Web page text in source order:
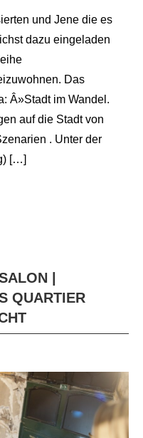
und Jene die es
dazu eingeladen
Das
Â»Stadt im Wandel.
auf die Stadt von
. Unter der
[…]
|
QUARTIER